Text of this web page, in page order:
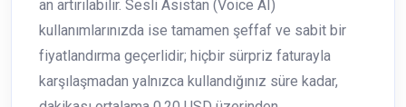
an artırılabilir. Sesli Asistan (Voice AI)
kullanımlarınızda ise tamamen şeffaf ve sabit bir
fiyatlandırma geçerlidir; hiçbir sürpriz faturayla
karşılaşmadan yalnızca kullandığınız süre kadar,